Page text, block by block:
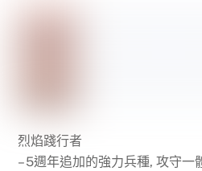
烈焰踐行者
– 5週年追加的強力兵種, 攻守一